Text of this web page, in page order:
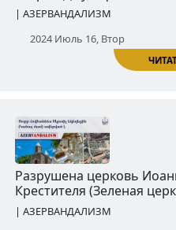
Уничтожение
Старой Джульфы
2024 Июль 16, Втор